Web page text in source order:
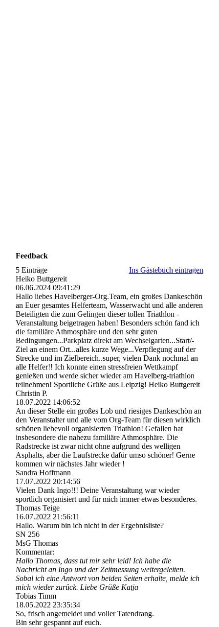
Feedback
5 Einträge
Ins Gästebuch eintragen
Heiko Buttgereit
06.06.2024 09:41:29
Hallo liebes Havelberger-Org.Team, ein großes Dankeschön
an Euer gesamtes Helferteam, Wasserwacht und alle anderen
Beteiligten die zum Gelingen dieser tollen Triathlon -
Veranstaltung beigetragen haben! Besonders schön fand ich
die familiäre Athmosphäre und den sehr guten
Bedingungen...Parkplatz direkt am Wechselgarten.­..­Start/­
Ziel an einem Ort...alles kurze Wege...Verpflegung auf der
Strecke und im Zielbereich..super, vielen Dank nochmal an
alle Helfer!! Ich konnte einen stressfreien Wettkampf
genießen und werde sicher wieder am Havelberg-triathlon
teilnehmen! Sportliche Grüße aus Leipzig! Heiko Buttgereit
Christin P.
18.07.2022 14:06:52
An dieser Stelle ein großes Lob und riesiges Dankeschön an
den Veranstalter und alle vom Org-Team für diesen wirklich
schönen liebevoll organisierten Triathlon! Gefallen hat
insbesondere die nahezu familiäre Athmosphäre. Die
Radstrecke ist zwar nicht ohne aufgrund des welligen
Asphalts, aber die Laufstrecke dafür umso schöner! Gerne
kommen wir nächstes Jahr wieder !
Sandra Hoffmann
17.07.2022 20:14:56
Vielen Dank Ingo!!! Deine Veranstaltung war wieder
sportlich organisiert und für mich immer etwas besonderes.
Thomas Teige
16.07.2022 21:56:11
Hallo. Warum bin ich nicht in der Ergebnisliste?
SN 256
MsG Thomas
Kommentar:
Hallo Thomas, dass tut mir sehr leid! Ich habe die
Nachricht an Ingo und der Zeitmessung weitergeleiten.
Sobal ich eine Antwort von beiden Seiten erhalte, melde ich
mich wieder zurück. Liebe Grüße Katja
Tobias Timm
18.05.2022 23:35:34
So, frisch angemeldet und voller Tatendrang.
Bin sehr gespannt auf euch.